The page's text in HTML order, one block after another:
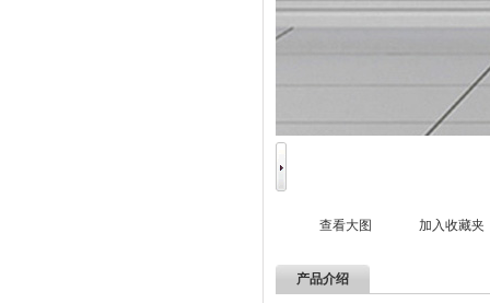
查看大图 加入收藏夹
产品介绍